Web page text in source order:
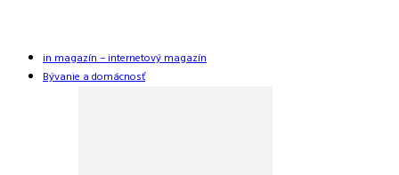
in magazín – internetový magazín
Bývanie a domácnosť